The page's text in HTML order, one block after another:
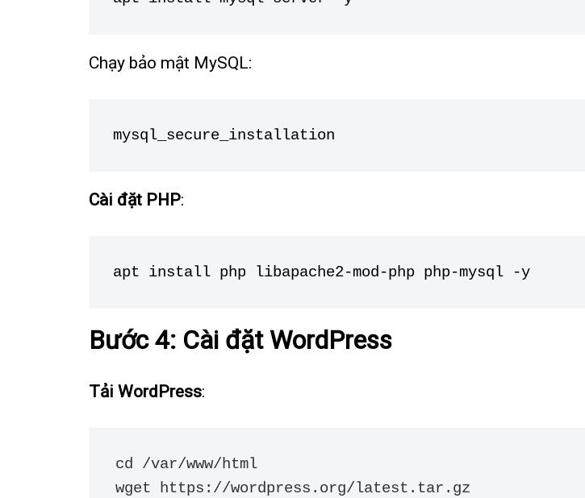
Chạy bảo mật MySQL:
mysql_secure_installation
Cài đặt PHP:
apt install php libapache2-mod-php php-mysql -y
Bước 4: Cài đặt WordPress
Tải WordPress:
cd /var/www/html
wget https://wordpress.org/latest.tar.gz